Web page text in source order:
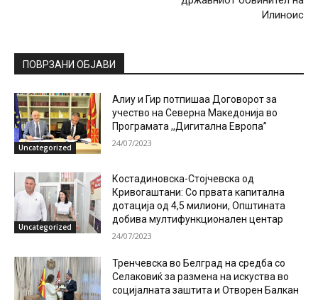
Илиноис
ПОВРЗАНИ ОБЈАВИ
Uncategorized
Алиу и Гир потпишаа Договорот за
учество на Северна Македонија во
Програмата ,,Дигитална Европа”
24/07/2023
Uncategorized
Костадиновска-Стојчевска од
Кривогаштани: Со првата капитална
дотација од 4,5 милиони, Општината
добива мултифункционален центар
24/07/2023
Тренчевска во Белград на средба со
Селаковиќ за размена на искуства во
социјалната заштита и Отворен Балкан